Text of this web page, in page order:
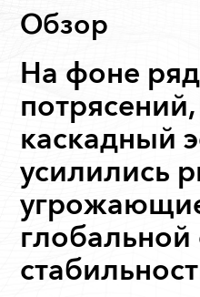
Обзор
На фоне
каскадный
усилились